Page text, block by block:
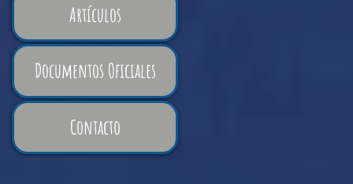
Artículos
Documentos Oficiales
Contacto